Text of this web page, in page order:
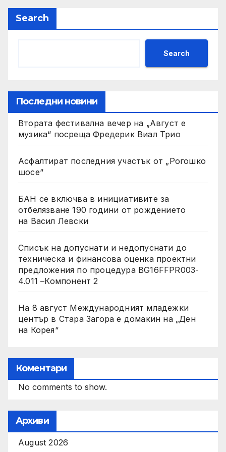
Search
Search
Последни новини
Втората фестивална вечер на „Август е
музика“ посреща Фредерик Виал Трио
Асфалтират последния участък от „Рогошко
шосе“
БАН се включва в инициативите за
отбелязване 190 години от рождението
на Васил Левски
Списък на допуснати и недопуснати до
техническа и финансова оценка проектни
предложения по процедура BG16FFPR003-
4.011 –Компонент 2
На 8 август Международният младежки
център в Стара Загора е домакин на „Ден
на Корея“
Коментари
No comments to show.
Архиви
August 2026